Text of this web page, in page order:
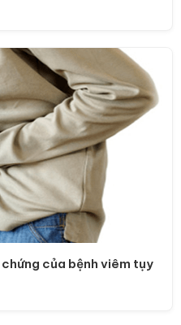
của bệnh viêm tụy